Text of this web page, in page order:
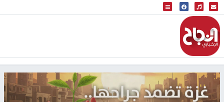
البث المباشر
إذاعة النجاح